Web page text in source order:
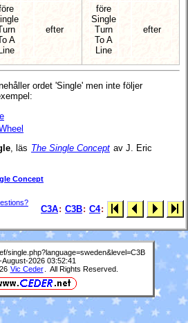
A
Line
efter
före
Single
Turn
To A
Line
efter
ordet 'Single' men inte följer
, läs The Single Concept av J. Eric
Concept
C3A: C3B: C4:
single.php?language=sweden&level=C3B
August-2026 03:52:41
Vic Ceder . All Rights Reserved.